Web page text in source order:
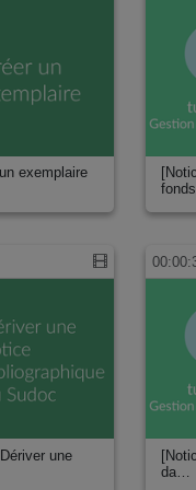
des hautes énergies
physiques et
exemplaire
fonds
une
da…